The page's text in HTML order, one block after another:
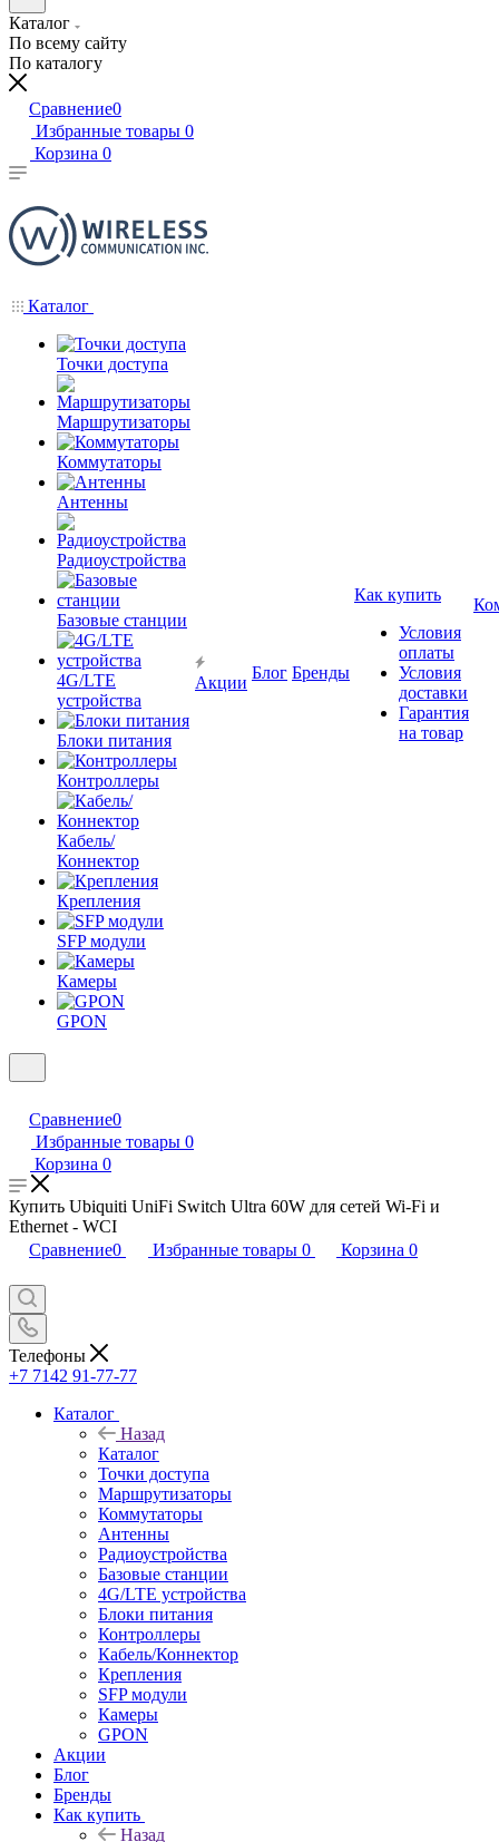
Каталог
По всему сайту
По каталогу
Сравнение0
Избранные товары 0
Корзина 0
Каталог
Точки доступа
Маршрутизаторы
Коммутаторы
Антенны
Радиоустройства
Базовые станции
4G/LTE
устройства
Блоки питания
Контроллеры
Кабель/
Коннектор
Крепления
SFP модули
Камеры
GPON
Акции
Блог Бренды
Как купить
Условия
оплаты
Условия
доставки
Гарантия
на товар
Сравнение0
Избранные товары 0
Корзина 0
Купить Ubiquiti UniFi Switch Ultra 60W для сетей Wi-Fi и
Ethernet - WCI
Сравнение0 Избранные товары 0 Корзина 0
Телефоны
+7 7142 91-77-77
Каталог
Назад
Каталог
Точки доступа
Маршрутизаторы
Коммутаторы
Антенны
Радиоустройства
Базовые станции
4G/LTE устройства
Блоки питания
Контроллеры
Кабель/Коннектор
Крепления
SFP модули
Камеры
GPON
Акции
Блог
Бренды
Как купить
Назад